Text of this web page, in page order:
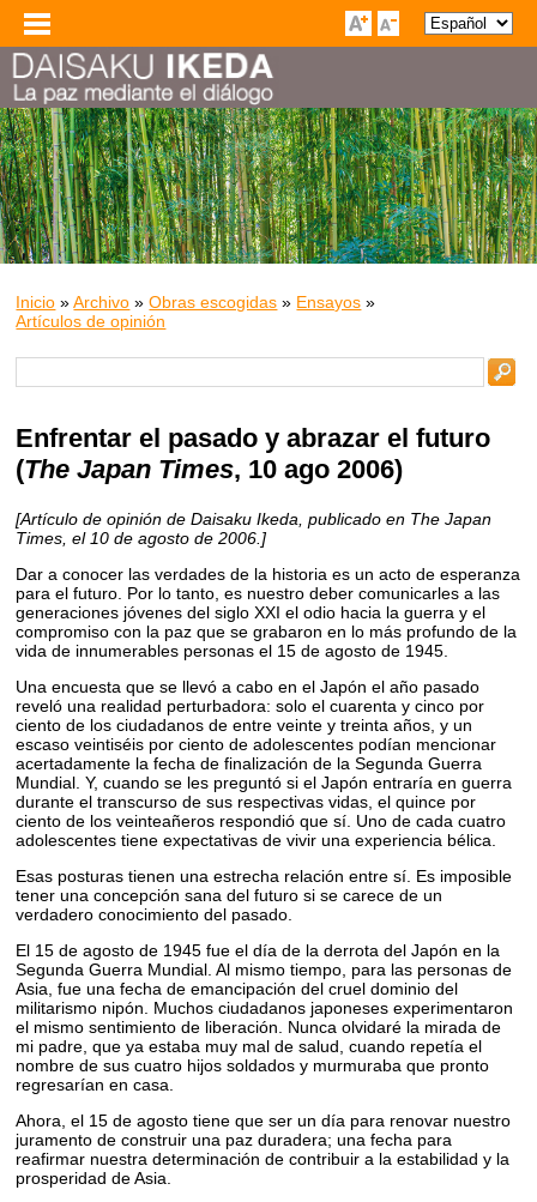
Inicio »Archivo »Obras escogidas » Ensayos »
Artículos de opinión
Enfrentar el pasado y abrazar el futuro
(The Japan Times, 10 ago 2006)
[Artículo de opinión de Daisaku Ikeda, publicado en The Japan
Times, el 10 de agosto de 2006.]
Dar a conocer las verdades de la historia es un acto de esperanza
para el futuro. Por lo tanto, es nuestro deber comunicarles a las
generaciones jóvenes del siglo XXI el odio hacia la guerra y el
compromiso con la paz que se grabaron en lo más profundo de la
vida de innumerables personas el 15 de agosto de 1945.
Una encuesta que se llevó a cabo en el Japón el año pasado
reveló una realidad perturbadora: solo el cuarenta y cinco por
ciento de los ciudadanos de entre veinte y treinta años, y un
escaso veintiséis por ciento de adolescentes podían mencionar
acertadamente la fecha de finalización de la Segunda Guerra
Mundial. Y, cuando se les preguntó si el Japón entraría en guerra
durante el transcurso de sus respectivas vidas, el quince por
ciento de los veinteañeros respondió que sí. Uno de cada cuatro
adolescentes tiene expectativas de vivir una experiencia bélica.
Esas posturas tienen una estrecha relación entre sí. Es imposible
tener una concepción sana del futuro si se carece de un
verdadero conocimiento del pasado.
El 15 de agosto de 1945 fue el día de la derrota del Japón en la
Segunda Guerra Mundial. Al mismo tiempo, para las personas de
Asia, fue una fecha de emancipación del cruel dominio del
militarismo nipón. Muchos ciudadanos japoneses experimentaron
el mismo sentimiento de liberación. Nunca olvidaré la mirada de
mi padre, que ya estaba muy mal de salud, cuando repetía el
nombre de sus cuatro hijos soldados y murmuraba que pronto
regresarían en casa.
Ahora, el 15 de agosto tiene que ser un día para renovar nuestro
juramento de construir una paz duradera; una fecha para
reafirmar nuestra determinación de contribuir a la estabilidad y la
prosperidad de Asia.